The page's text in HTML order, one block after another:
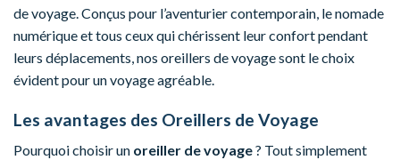
de voyage. Conçus pour l’aventurier contemporain, le nomade
numérique et tous ceux qui chérissent leur confort pendant
leurs déplacements, nos oreillers de voyage sont le choix
évident pour un voyage agréable.
Les avantages des Oreillers de Voyage
Pourquoi choisir un oreiller de voyage? Tout simplement